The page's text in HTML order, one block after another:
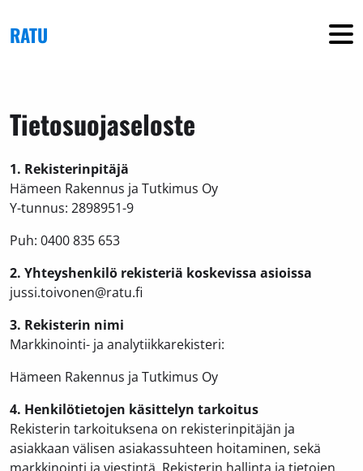
RATU
Tietosuojaseloste
1. Rekisterinpitäjä
Hämeen Rakennus ja Tutkimus Oy
Y-tunnus: 2898951-9
Puh: 0400 835 653
2. Yhteyshenkilö rekisteriä koskevissa asioissa
jussi.toivonen@ratu.fi
3. Rekisterin nimi
Markkinointi- ja analytiikkarekisteri:
Hämeen Rakennus ja Tutkimus Oy
4. Henkilötietojen käsittelyn tarkoitus
Rekisterin tarkoituksena on rekisterinpitäjän ja
asiakkaan välisen asiakassuhteen hoitaminen, sekä